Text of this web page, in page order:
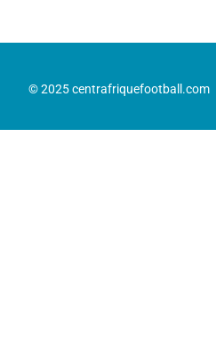
© 2025 centrafriquefootball.com